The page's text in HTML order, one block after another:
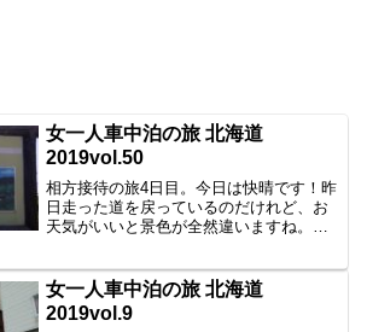
女一人車中泊の旅 北海道
2019vol.50
相方接待の旅4日目。今日は快晴です！昨
日走った道を戻っているのだけれど、お
天気がいいと景色が全然違いますね。さ
女一人車中泊の旅 北海道
2019vol.9